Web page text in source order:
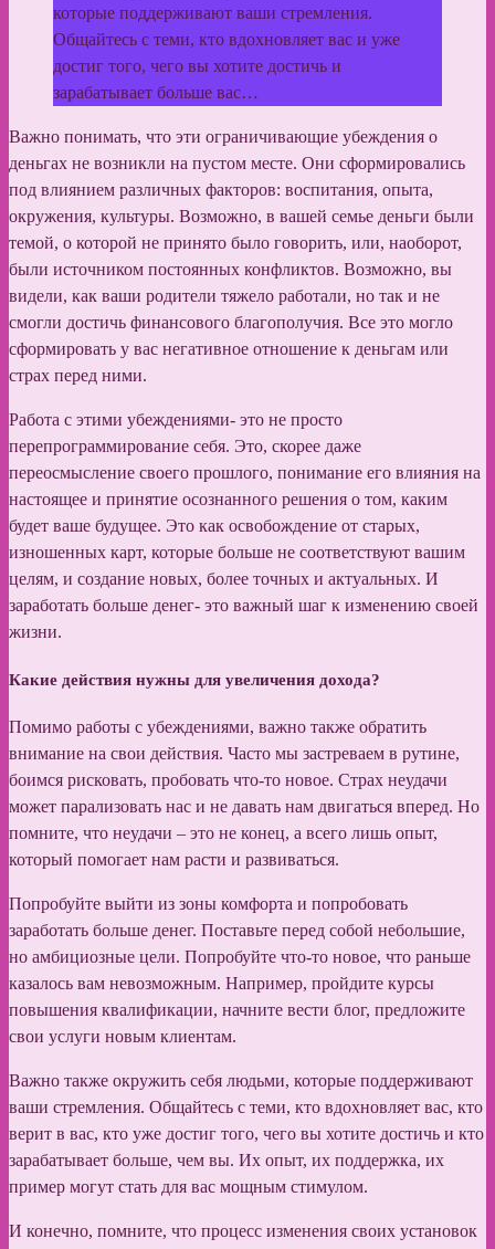
которые поддерживают ваши стремления.
Общайтесь с теми, кто вдохновляет вас и уже
достиг того, чего вы хотите достичь и
зарабатывает больше вас…
Важно понимать, что эти ограничивающие убеждения о
деньгах не возникли на пустом месте. Они сформировались
под влиянием различных факторов: воспитания, опыта,
окружения, культуры. Возможно, в вашей семье деньги были
темой, о которой не принято было говорить, или, наоборот,
были источником постоянных конфликтов. Возможно, вы
видели, как ваши родители тяжело работали, но так и не
смогли достичь финансового благополучия. Все это могло
сформировать у вас негативное отношение к деньгам или
страх перед ними.
Работа с этими убеждениями- это не просто
перепрограммирование себя. Это, скорее даже
переосмысление своего прошлого, понимание его влияния на
настоящее и принятие осознанного решения о том, каким
будет ваше будущее. Это как освобождение от старых,
изношенных карт, которые больше не соответствуют вашим
целям, и создание новых, более точных и актуальных. И
заработать больше денег- это важный шаг к изменению своей
жизни.
Какие действия нужны для увеличения дохода?
Помимо работы с убеждениями, важно также обратить
внимание на свои действия. Часто мы застреваем в рутине,
боимся рисковать, пробовать что-то новое. Страх неудачи
может парализовать нас и не давать нам двигаться вперед. Но
помните, что неудачи – это не конец, а всего лишь опыт,
который помогает нам расти и развиваться.
Попробуйте выйти из зоны комфорта и попробовать
заработать больше денег. Поставьте перед собой небольшие,
но амбициозные цели. Попробуйте что-то новое, что раньше
казалось вам невозможным. Например, пройдите курсы
повышения квалификации, начните вести блог, предложите
свои услуги новым клиентам.
Важно также окружить себя людьми, которые поддерживают
ваши стремления. Общайтесь с теми, кто вдохновляет вас, кто
верит в вас, кто уже достиг того, чего вы хотите достичь и кто
зарабатывает больше, чем вы. Их опыт, их поддержка, их
пример могут стать для вас мощным стимулом.
И конечно, помните, что процесс изменения своих установок